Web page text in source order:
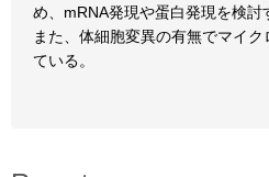
め、mRNA発現や蛋白発現を検討
また、体細胞変異の有無でマイ
ている。